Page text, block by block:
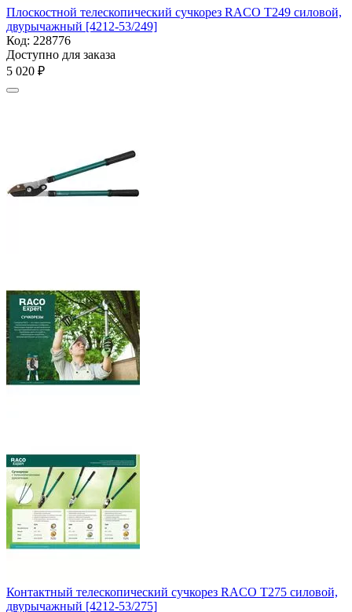
Плоскостной телескопический сучкорез RACO T249 силовой,
двурычажный [4212-53/249]
Код: 228776
Доступно для заказа
5 020 ₽
Контактный телескопический сучкорез RACO T275 силовой,
двурычажный [4212-53/275]